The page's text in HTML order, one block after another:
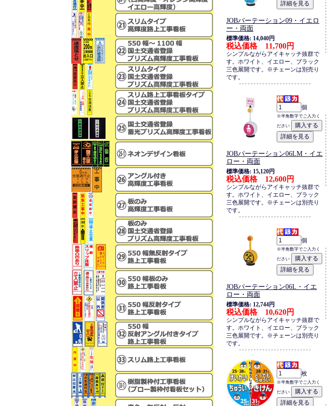
JOBパーテーション09・イエロ
ー・両面
標準価格: 14,040円
税込価格 11,700円
シンプルながらアイキャッチ抜群で
す。ホワイト、イエロー、ブラック
三色展開です。※チェーンは別売り
です。
個
※半角数字でご入力く
ださい
JOBパーテーション06LM・イエ
ロー・両面
標準価格: 15,120円
税込価格 12,600円
シンプルながらアイキャッチ抜群で
す。ホワイト、イエロー、ブラック
三色展開です。※チェーンは別売り
です。
個
※半角数字でご入力く
ださい
JOBパーテーション06L・イエ
ロー・両面
標準価格: 12,744円
税込価格 10,620円
シンプルながらアイキャッチ抜群で
す。ホワイト、イエロー、ブラック
三色展開です。※チェーンは別売り
です。
枚
※半角数字でご入力く
ださい